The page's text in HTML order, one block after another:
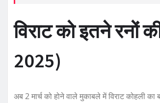
विराट को इतने रनों
2025)
अब 2 मार्च को होने वाले मुकाबले में विराट कोहली